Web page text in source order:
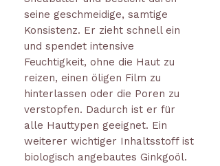
seine geschmeidige, samtige
Konsistenz. Er zieht schnell ein
und spendet intensive
Feuchtigkeit, ohne die Haut zu
reizen, einen öligen Film zu
hinterlassen oder die Poren zu
verstopfen. Dadurch ist er für
alle Hauttypen geeignet. Ein
weiterer wichtiger Inhaltsstoff ist
biologisch angebautes Ginkgoöl.